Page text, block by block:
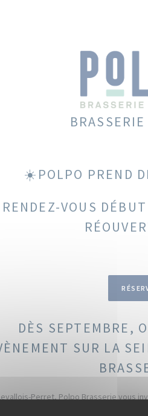
((ouvre une nouvelle fenêtre))
((ouvre une nouvelle
☀️POLPO PREND
VOUS
DÈS SEPTEMBRE,
SUR LA
Perret, Polpo Brasserie vous
au charme authentique. Profitez